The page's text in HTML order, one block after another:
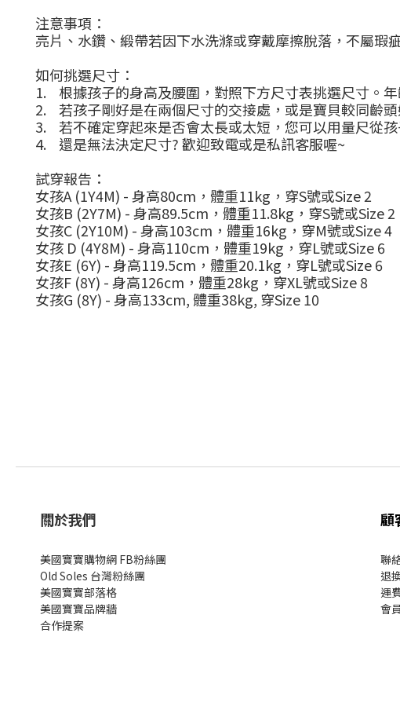
注意事項：
亮片、水鑽、緞帶若因下水洗滌或穿戴摩擦脫落，不屬瑕
如何挑選尺寸：
1. 根據孩子的身高及腰圍，對照下方尺寸表挑選尺寸。
2. 若孩子剛好是在兩個尺寸的交接處，或是寶貝較同齡
3. 若不確定穿起來是否會太長或太短，您可以用量尺從
4. 還是無法決定尺寸?歡迎致電或是私訊客服喔~
試穿報告：
女孩A (1Y4M) -身高80cm ，體重11kg ，穿S號或Size 2
女孩B (2Y7M) -身高89.5cm ，體重11.8kg ，穿S號或Size 2
女孩C (2Y10M) -身高103cm ，體重16kg ，穿M號或Size 4
女孩 D (4Y8M) -身高110cm ，體重19kg ，穿L號或Size 6
女孩E (6Y) -身高119.5cm ，體重20.1kg ，穿L號或Size 6
女孩F (8Y) -身高126cm ，體重28kg ，穿XL號或Size 8
女孩G (8Y) -身高133cm, 體重38kg, 穿Size 10
關於我們
美國寶寶購物網 FB粉絲團
Old Soles 台灣粉絲團
美國寶寶部落格
美國寶寶品牌牆
合作提案
顧
聯
退
運
會